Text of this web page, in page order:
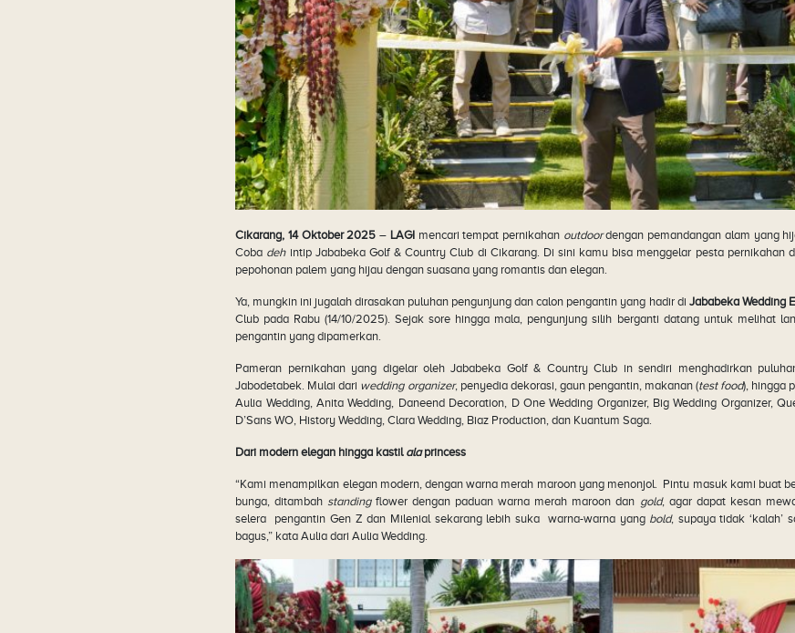
Cikarang, 14 Oktober 2025– LAGI mencari tempat pernikahan outdoordengan pemandangan alam yang
Coba dehintip Jababeka Golf & Country Club di Cikarang. Di sini kamu bisa menggelar pesta pernikahan
pepohonan palem yang hijau dengan suasana yang romantis dan elegan.
Ya, mungkin ini jugalah dirasakan puluhan pengunjung dan calon pengantin yang hadir di Jababeka Wedding
Club pada Rabu (14/10/2025). Sejak sore hingga mala, pengunjung silih berganti datang untuk melihat
pengantin yang dipamerkan.
Pameran pernikahan yang digelar oleh Jababeka Golf & Country Club in sendiri menghadirkan
Jabodetabek. Mulai dari wedding organizer, penyedia dekorasi, gaun pengantin, makanan (test food), hingga
Aulia Wedding, Anita Wedding, Daneend Decoration, D One Wedding Organizer, Big Wedding Organizer,
D’Sans WO, History Wedding, Clara Wedding, Biaz Production, dan Kuantum Saga.
Dari modern elegan hingga kastil alaprincess
“Kami menampilkan elegan modern, dengan warna merah maroon yang menonjol. Pintu masuk kami buat
bunga, ditambah standingflower dengan paduan warna merah maroon dan gold, agar dapat kesan
selera pengantin Gen Z dan Milenial sekarang lebih suka warna-warna yang bold, supaya tidak ‘kalah’
bagus,” kata Aulia dari Aulia Wedding.